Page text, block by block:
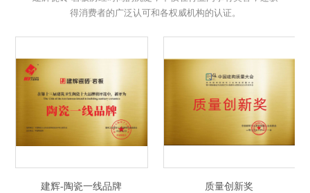
得消费者的广泛认可和各权威机构的认证。
建辉-陶瓷一线品牌 质量创新奖